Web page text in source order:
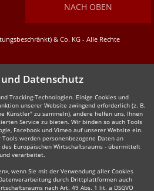
NACH OBEN
& Co. KG - Alle Rechte
und Datenschutz
Tracking-Technologien. Einige Cookies und
unserer Website zwingend erforderlich (z. B.
Künstler" zu sammeln), andere helfen uns, Ihnen
Service zu bieten. Wir binden so auch Tools
Facebook und Vimeo auf unserer Website ein.
werden personenbezogene Daten an
Europäischen Wirtschaftsraums - übermittelt
und verarbeitet.
wenn Sie mit der Verwendung aller Cookies
durch Drittplattformen auch
nach Art. 49 Abs. 1 lit. a DSGVO